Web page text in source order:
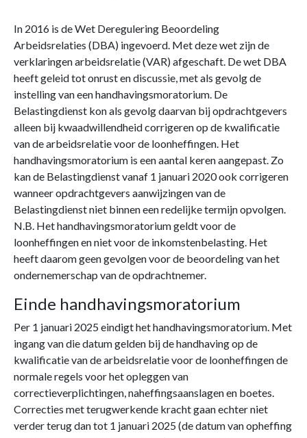
In 2016 is de Wet Deregulering Beoordeling
Arbeidsrelaties (DBA) ingevoerd. Met deze wet zijn de
verklaringen arbeidsrelatie (VAR) afgeschaft. De wet DBA
heeft geleid tot onrust en discussie, met als gevolg de
instelling van een handhavingsmoratorium. De
Belastingdienst kon als gevolg daarvan bij opdrachtgevers
alleen bij kwaadwillendheid corrigeren op de kwalificatie
van de arbeidsrelatie voor de loonheffingen. Het
handhavingsmoratorium is een aantal keren aangepast. Zo
kan de Belastingdienst vanaf 1 januari 2020 ook corrigeren
wanneer opdrachtgevers aanwijzingen van de
Belastingdienst niet binnen een redelijke termijn opvolgen.
N.B. Het handhavingsmoratorium geldt voor de
loonheffingen en niet voor de inkomstenbelasting. Het
heeft daarom geen gevolgen voor de beoordeling van het
ondernemerschap van de opdrachtnemer.
Einde handhavingsmoratorium
Per 1 januari 2025 eindigt het handhavingsmoratorium. Met
ingang van die datum gelden bij de handhaving op de
kwalificatie van de arbeidsrelatie voor de loonheffingen de
normale regels voor het opleggen van
correctieverplichtingen, naheffingsaanslagen en boetes.
Correcties met terugwerkende kracht gaan echter niet
verder terug dan tot 1 januari 2025 (de datum van opheffing